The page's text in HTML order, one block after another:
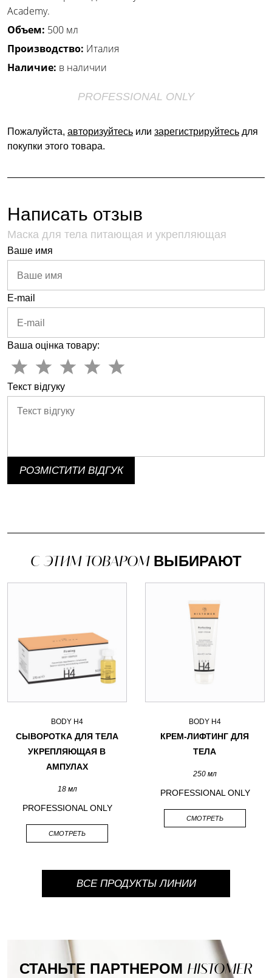
Academy.
Объем: 500 мл
Производство: Италия
Наличие: в наличии
PROFESSIONAL ONLY
Пожалуйста, авторизуйтесь или зарегистрируйтесь для
покупки этого товара.
Написать отзыв
Маска для тела питающая и укрепляющая
Ваше имя
E-mail
Ваша оцінка товару:
Текст відгуку
РОЗМІСТИТИ ВІДГУК
С ЭТИМ ТОВАРОМВЫБИРАЮТ
BODY H4
СЫВОРОТКА ДЛЯ ТЕЛА
УКРЕПЛЯЮЩАЯ В
АМПУЛАХ
18 мл
PROFESSIONAL ONLY
СМОТРЕТЬ
BODY H4
КРЕМ-ЛИФТИНГ ДЛЯ
ТЕЛА
250 мл
PROFESSIONAL ONLY
СМОТРЕТЬ
ВСЕ ПРОДУКТЫ ЛИНИИ
СТАНЬТЕ ПАРТНЕРОМ HISTOMER